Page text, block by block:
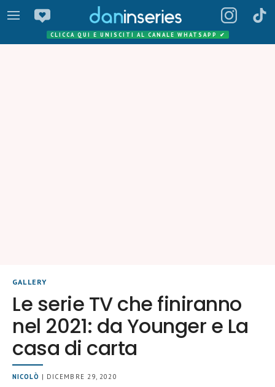
CLICCA QUI E UNISCITI AL CANALE WHATSAPP ✔
GALLERY
Le serie TV che finiranno
nel 2021: da Younger e La
casa di carta
NICOLÒ | DICEMBRE 29, 2020